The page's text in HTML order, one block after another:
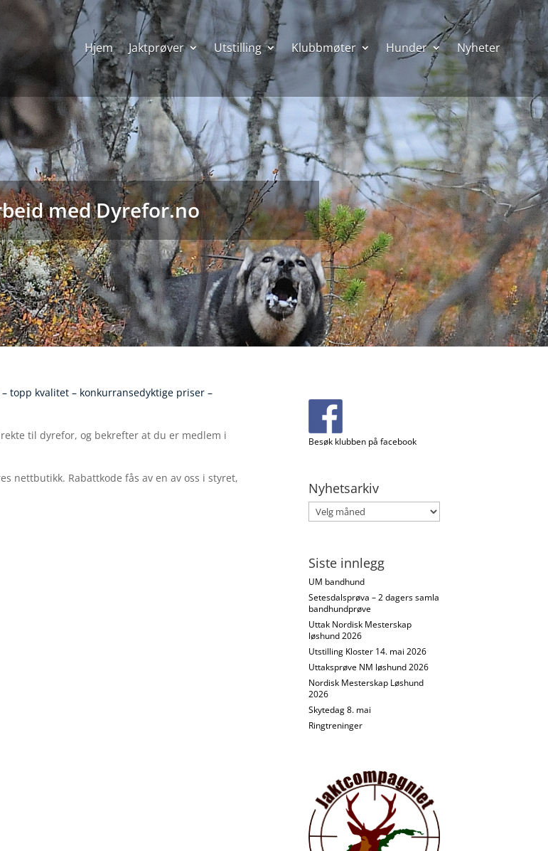
Hjem Jaktprøver Utstilling Klubbmøter Hunder Nyheter
med Dyrefor.no
– topp kvalitet – konkurransedyktige priser –
til dyrefor, og bekrefter at du er medlem i
nettbutikk. Rabattkode fås av en av oss i styret,
Besøk klubben på facebook
Nyhetsarkiv
Nyhetsarkiv
Siste innlegg
UM bandhund
Setesdalsprøva – 2 dagers samla
bandhundprøve
Uttak Nordisk Mesterskap
løshund 2026
Utstilling Kloster 14. mai 2026
Uttaksprøve NM løshund 2026
Nordisk Mesterskap Løshund
2026
Skytedag 8. mai
Ringtreninger